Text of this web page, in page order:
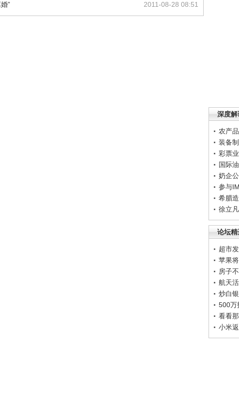
深度解
农产
装备
彩票
国际
奶企
参与
希腊
徐立
论坛精
超市
苹果
房子
航天
炒白
500万
看看
小米
2011-08-28 08:51
”